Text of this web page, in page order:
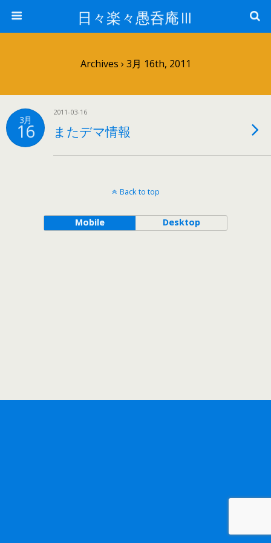
日々楽々愚呑庵Ⅲ
Archives › 3月 16th, 2011
3月
16
2011-03-16
またデマ情報
Back to top
Mobile Desktop